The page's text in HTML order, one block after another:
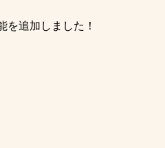
追加しました！